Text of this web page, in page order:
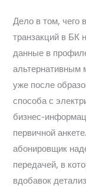
Дело в том, чего
транзакций в БК
данные в
альтернативным
уже после
способа с
бизнес-
первичной
абонировщик
передачей, в
вдобавок